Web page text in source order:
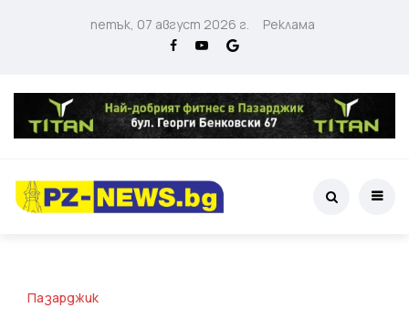
петък, 07 август 2026 г. Реклама
Пазарджик